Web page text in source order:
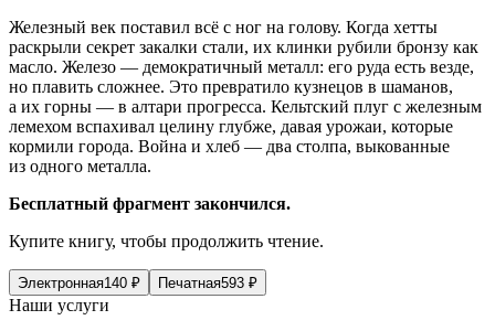
Железный век поставил всё с ног на голову. Когда хетты
раскрыли секрет закалки стали, их клинки рубили бронзу как
масло. Железо — демократичный металл: его руда есть везде,
но плавить сложнее. Это превратило кузнецов в шаманов,
а их горны — в алтари прогресса. Кельтский плуг с железным
лемехом вспахивал целину глубже, давая урожаи, которые
кормили города. Война и хлеб — два столпа, выкованные
из одного металла.
Бесплатный фрагмент закончился.
Купите книгу, чтобы продолжить чтение.
Электронная140 ₽ Печатная593 ₽
Наши услуги